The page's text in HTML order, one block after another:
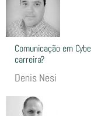
Comunicação em
carreira?
Denis Nesi